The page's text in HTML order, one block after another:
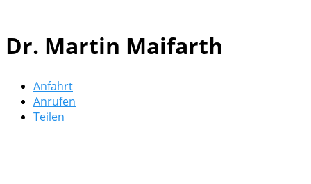
Dr. Martin Maifarth
Anfahrt
Anrufen
Teilen